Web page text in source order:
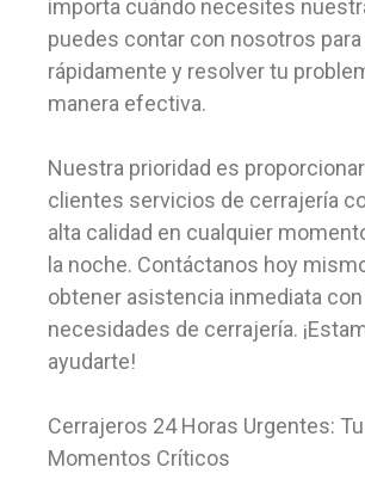
importa cuándo necesites
puedes contar con nosotros
rápidamente y resolver tu
manera efectiva.
Nuestra prioridad es
clientes servicios de cerrajería
alta calidad en cualquier
la noche. Contáctanos hoy
obtener asistencia inmediata
necesidades de cerrajería.
ayudarte!
Cerrajeros 24 Horas Urgentes:
Momentos Críticos